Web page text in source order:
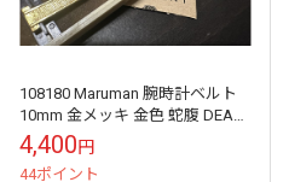
108180 Maruman 腕時計ベルト
10mm 金メッキ 金色 蛇腹 DEAD
STOCK
4,400円
44ポイント